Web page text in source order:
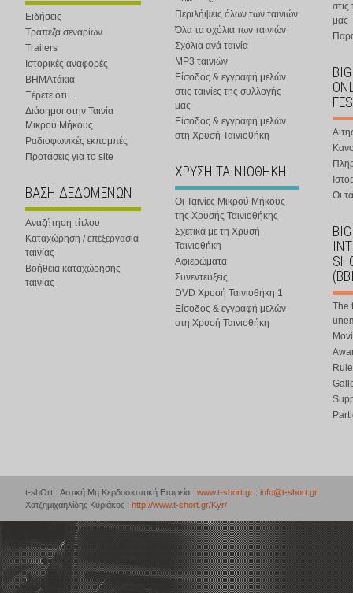
Ειδήσεις
Τράπεζα σεναρίων
Trailers
Ιστορικές αναφορές
ΒΗΜΑτάκια
Ξέρετε ότι...
Διάσημοι στην Ταινία
Μικρού Μήκους
Ραδιοφωνικές εκπομπές
Προτάσεις για το site
ΒΑΣΗ ΔΕΔΟΜΕΝΩΝ
Αναζήτηση τίτλου
Καταχώρηση / επεξεργασία
ταινίας
Βοήθεια καταχώρησης
ταινίας
Περιλήψεις όλων των ταινιών
Όλα τα σχόλια των ταινιών
Σχόλια ανά ταινία
MP3 ταινιών
Είσοδος & εγγραφή μελών
στις ταινίες της συλλογής
μας
Είσοδος & εγγραφή μελών
στη Χρυσή Ταινιοθήκη
ΧΡΥΣΗ ΤΑΙΝΙΟΘΗΚΗ
Οι Ταινίες Μικρού Μήκους
της Χρυσής Ταινιοθήκης
Σχετικά με τη Χρυσή
Ταινιοθήκη
Αφιερώματα
Συνεντεύξεις
DVD Χρυσή Ταινιοθήκη 1
Είσοδος & εγγραφή μελών
στη Χρυσή Ταινιοθήκη
στις
μας
Οι
The
t-shOrt : Αστική Μη Κερδοσκοπική Εταιρεία : www.t-short.gr : info@t-short.gr
Χατζημιχαηλίδης Κυριάκος : http://www.t-short.gr/Kyr/